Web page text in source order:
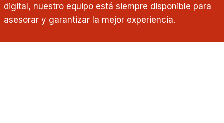
digital, nuestro equipo está siempre disponible para
asesorar y garantizar la mejor experiencia.